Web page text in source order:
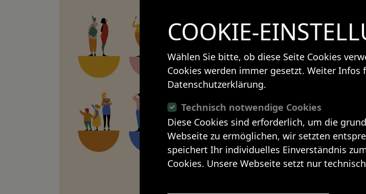
COOKIE-
Wählen Sie bitte, ob diese Seite Cookies
Cookies werden immer gesetzt. Weiter Infos
Datenschutzerklärung.
Technisch notwendige Cookies
Diese Cookies sind erforderlich, um die
Webseite zu ermöglichen, wir setzten
speichert Ihr individuelles Einverständnis
Cookies. Unsere Webseite setzt nur